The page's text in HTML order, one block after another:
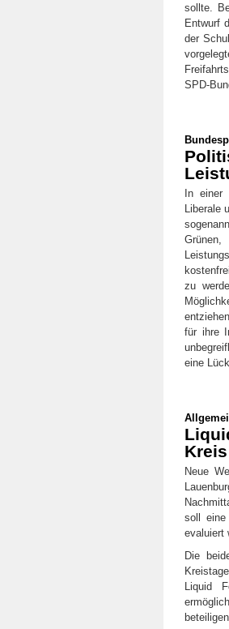
sollte.
Entwurf
der
SPD-
In einer
Liberale
zu
für ihre
eine
Neue
soll eine
evaluiert
Die
Liquid